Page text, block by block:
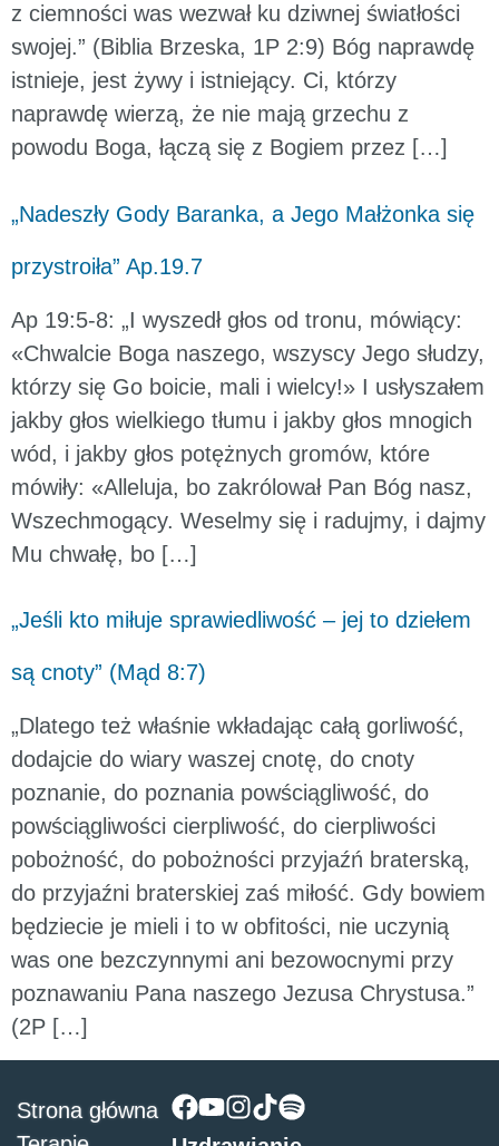
z ciemności was wezwał ku dziwnej światłości
swojej.” (Biblia Brzeska, 1P 2:9) Bóg naprawdę
istnieje, jest żywy i istniejący. Ci, którzy
naprawdę wierzą, że nie mają grzechu z
powodu Boga, łączą się z Bogiem przez […]
„Nadeszły Gody Baranka, a Jego Małżonka się
przystroiła” Ap.19.7
Ap 19:5-8: „I wyszedł głos od tronu, mówiący:
«Chwalcie Boga naszego, wszyscy Jego słudzy,
którzy się Go boicie, mali i wielcy!» I usłyszałem
jakby głos wielkiego tłumu i jakby głos mnogich
wód, i jakby głos potężnych gromów, które
mówiły: «Alleluja, bo zakrólował Pan Bóg nasz,
Wszechmogący. Weselmy się i radujmy, i dajmy
Mu chwałę, bo […]
„Jeśli kto miłuje sprawiedliwość – jej to dziełem
są cnoty” (Mąd 8:7)
„Dlatego też właśnie wkładając całą gorliwość,
dodajcie do wiary waszej cnotę, do cnoty
poznanie, do poznania powściągliwość, do
powściągliwości cierpliwość, do cierpliwości
pobożność, do pobożności przyjaźń braterską,
do przyjaźni braterskiej zaś miłość. Gdy bowiem
będziecie je mieli i to w obfitości, nie uczynią
was one bezczynnymi ani bezowocnymi przy
poznawaniu Pana naszego Jezusa Chrystusa.”
(2P […]
Strona główna